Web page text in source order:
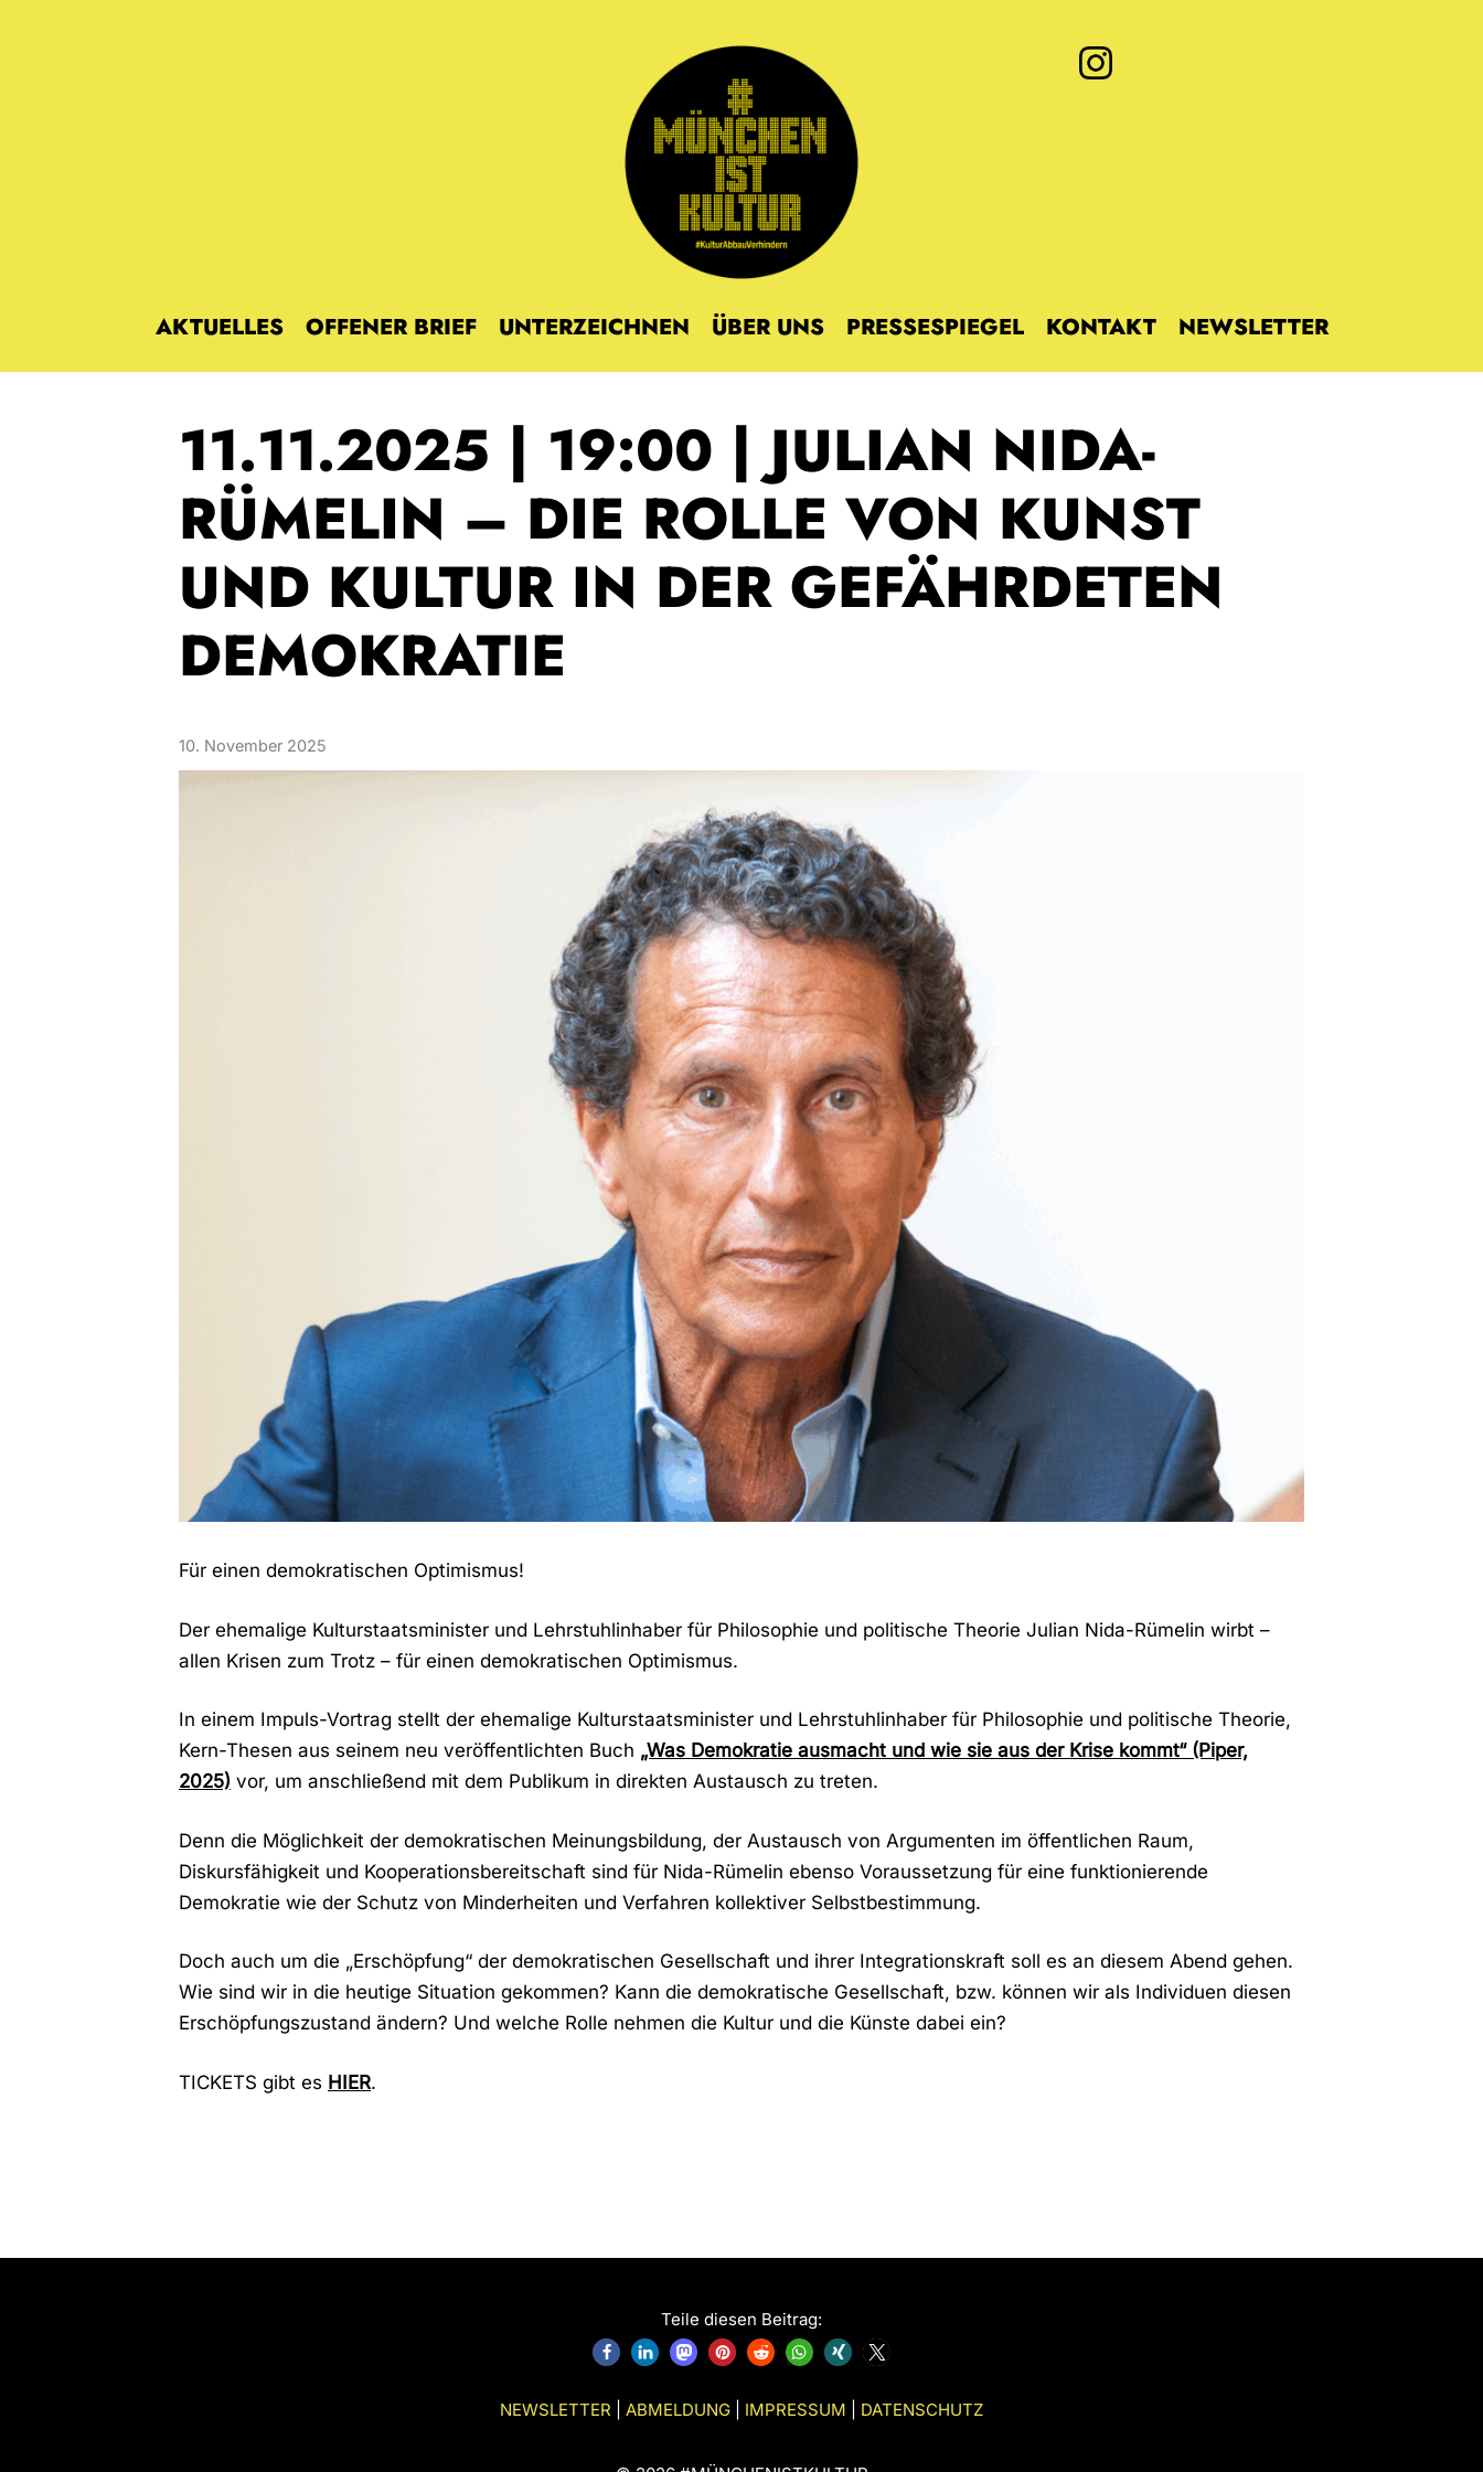
AKTUELLES OFFENER BRIEF UNTERZEICHNEN ÜBER UNS PRESSESPIEGEL KONTAKT NEWSLETTER
11.11.2025 | 19:00 | JULIAN NIDA-
RÜMELIN – DIE ROLLE VON KUNST
UND KULTUR IN DER GEFÄHRDETEN
DEMOKRATIE
10. November 2025
Für einen demokratischen Optimismus!
Der ehemalige Kulturstaatsminister und Lehrstuhlinhaber für Philosophie und politische Theorie Julian Nida-Rümelin wirbt –
allen Krisen zum Trotz – für einen demokratischen Optimismus.
In einem Impuls-Vortrag stellt der ehemalige Kulturstaatsminister und Lehrstuhlinhaber für Philosophie und politische Theorie,
Kern-Thesen aus seinem neu veröffentlichten Buch „Was Demokratie ausmacht und wie sie aus der Krise kommt“ (Piper,
2025) vor, um anschließend mit dem Publikum in direkten Austausch zu treten.
Denn die Möglichkeit der demokratischen Meinungsbildung, der Austausch von Argumenten im öffentlichen Raum,
Diskursfähigkeit und Kooperationsbereitschaft sind für Nida-Rümelin ebenso Voraussetzung für eine funktionierende
Demokratie wie der Schutz von Minderheiten und Verfahren kollektiver Selbstbestimmung.
Doch auch um die „Erschöpfung“ der demokratischen Gesellschaft und ihrer Integrationskraft soll es an diesem Abend gehen.
Wie sind wir in die heutige Situation gekommen? Kann die demokratische Gesellschaft, bzw. können wir als Individuen diesen
Erschöpfungszustand ändern? Und welche Rolle nehmen die Kultur und die Künste dabei ein?
TICKETS gibt es HIER.
Teile diesen Beitrag:
NEWSLETTER ABMELDUNG IMPRESSUM DATENSCHUTZ